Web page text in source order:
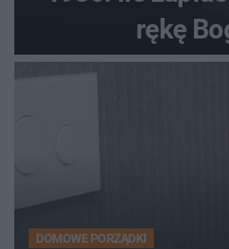
rękę
DOMOWE PORZĄDKI